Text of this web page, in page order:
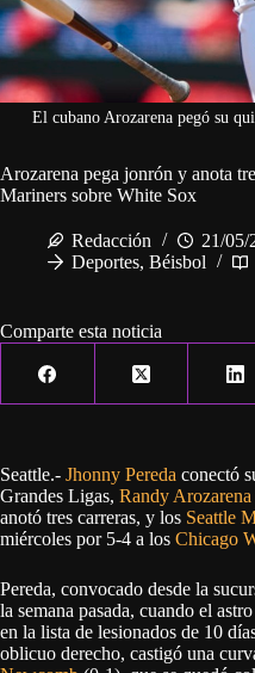
El cubano Arozarena pegó su
Arozarena pega jonrón y anota
Mariners sobre White Sox
Redacción
21/05/
Deportes, Béisbol
Comparte esta noticia
Seattle.- Jhonny Pereda conectó
Grandes Ligas, Randy Arozarena
anotó tres carreras, y los Seattle
miércoles por 5-4 a los Chicago
Pereda, convocado desde la
la semana pasada, cuando el astro
en la lista de lesionados de 10
oblicuo derecho, castigó una